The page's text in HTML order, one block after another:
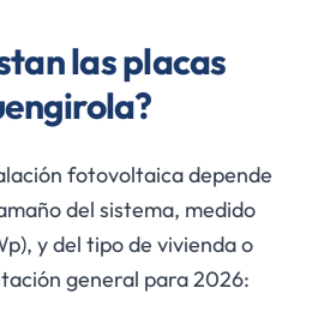
las placas
fotovoltaica depende
del sistema, medido
y del tipo de vivienda o
general para 2026: